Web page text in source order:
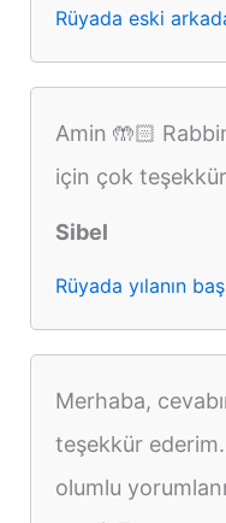
Rüyada eski
Amin 🤲🏻
için çok
Sibel
Rüyada yılanın
Merhaba,
teşekkür
olumlu